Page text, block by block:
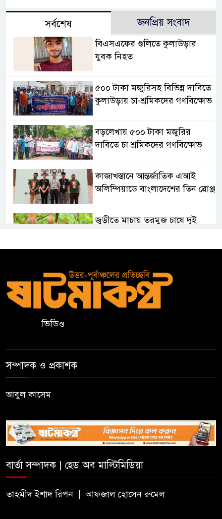
সর্বশেষ জনপ্রিয় সংবাদ
বিএসএফের গুলিতে কুলাউড়ার
যুবক নিহত
৫০০ টাকা মজুরিসহ বিভিন্ন দাবিতে
কুলাউড়ায় চা-শ্রমিকদের গণবিক্ষোভ
বড়লেখায় ৫০০ টাকা মজুরির
দাবিতে চা শ্রমিকদের গণবিক্ষোভ
কাজাখস্তানে আন্তর্জাতিক এআই
অলিম্পিয়াডে বাংলাদেশের তিন ব্রোঞ্জ
জুড়ীতে মাচায় তরমুজ চাষে দুই
অসহায় মইনউদ্দীনের ঘর নির্মাণে
তরুণ সমাজের আর্থিক সহায়তা
বিট পুলিশিং সভা অনুষ্ঠিত
দলীয় কর্মীর স্ত্রীর সঙ্গে অনৈতিক
সম্পর্কের অভিযোগে জামায়াত
ভিডিও
সম্পাদক ও প্রকাশক
আবুল কাসেম
বার্তা সম্পাদক | হেড অব মাল্টিমিডিয়া
তাহমীদ ইশাদ রিপন | আফজাল হোসেন রুমেল